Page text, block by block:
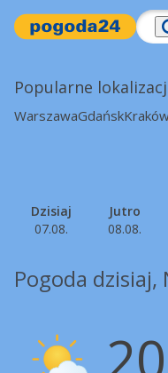
Popularne
WarszawaGdańsk
Dzisiaj
07.08.
Jutro
08.08.
Pogoda